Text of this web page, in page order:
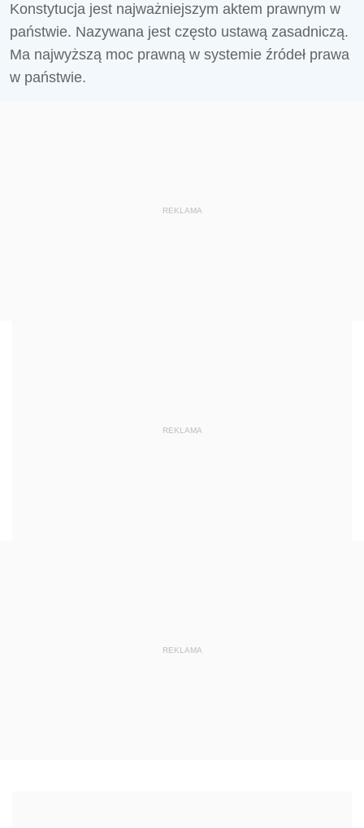
Konstytucja jest najważniejszym aktem prawnym w
państwie. Nazywana jest często ustawą zasadniczą.
Ma najwyższą moc prawną w systemie źródeł prawa
w państwie.
REKLAMA
REKLAMA
REKLAMA